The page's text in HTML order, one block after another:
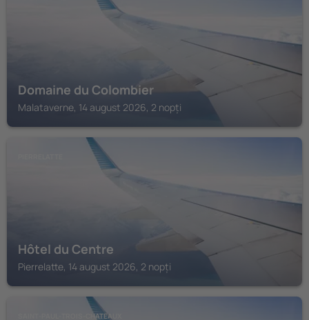
Domaine du Colombier
Malataverne, 14 august 2026, 2 nopți
Hôtel du Centre
Pierrelatte, 14 august 2026, 2 nopți
SAINT-PAUL-TROIS-CHATEAUX